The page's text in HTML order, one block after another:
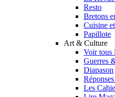
Resto
Bretons
Cuisine
Papillote
Art & Culture
Voir tous
Guerres
Diapason
Les